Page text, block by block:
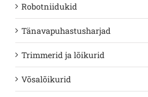
Robotniidukid
Tänavapuhastusharjad
Trimmerid ja lõikurid
Võsalõikurid